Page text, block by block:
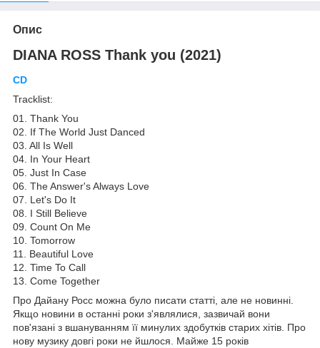
Опис
DIANA ROSS Thank you (2021)
CD
Tracklist:
01. Thank You
02. If The World Just Danced
03. All Is Well
04. In Your Heart
05. Just In Case
06. The Answer's Always Love
07. Let's Do It
08. I Still Believe
09. Count On Me
10. Tomorrow
11. Beautiful Love
12. Time To Call
13. Come Together
Про Дайану Росс можна було писати статті, але не новинні.
Якщо новини в останні роки з'являлися, зазвичай вони
пов'язані з вшануванням її минулих здобутків старих хітів. Про
нову музику довгі роки не йшлося. Майже 15 років